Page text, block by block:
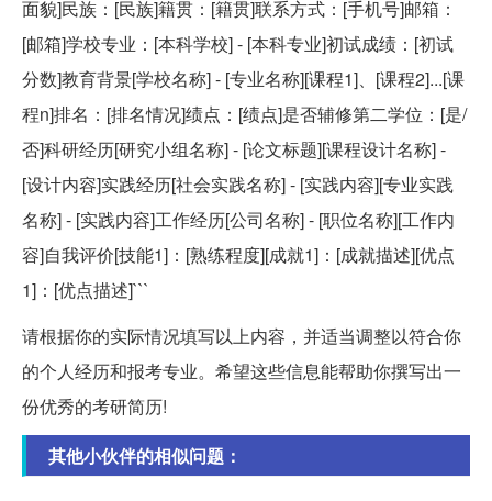
面貌]民族：[民族]籍贯：[籍贯]联系方式：[手机号]邮箱：
[邮箱]学校专业：[本科学校] - [本科专业]初试成绩：[初试
分数]教育背景[学校名称] - [专业名称][课程1]、[课程2]...[课
程n]排名：[排名情况]绩点：[绩点]是否辅修第二学位：[是/
否]科研经历[研究小组名称] - [论文标题][课程设计名称] -
[设计内容]实践经历[社会实践名称] - [实践内容][专业实践
名称] - [实践内容]工作经历[公司名称] - [职位名称][工作内
容]自我评价[技能1]：[熟练程度][成就1]：[成就描述][优点
1]：[优点描述]```
请根据你的实际情况填写以上内容，并适当调整以符合你
的个人经历和报考专业。希望这些信息能帮助你撰写出一
份优秀的考研简历!
其他小伙伴的相似问题：